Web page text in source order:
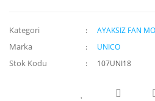
Kategori AYAKSIZ FAN
Marka UNICO
Stok Kodu 107UNI18